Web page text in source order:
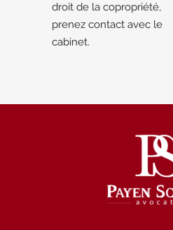
droit de la copropriété,
prenez contact avec le
cabinet.